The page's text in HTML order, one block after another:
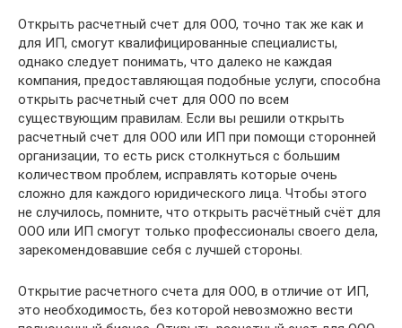
Открыть расчетный счет для ООО, точно так же как и
для ИП, смогут квалифицированные специалисты,
однако следует понимать, что далеко не каждая
компания, предоставляющая подобные услуги, способна
открыть расчетный счет для ООО по всем
существующим правилам. Если вы решили открыть
расчетный счет для ООО или ИП при помощи сторонней
организации, то есть риск столкнуться с большим
количеством проблем, исправлять которые очень
сложно для каждого юридического лица. Чтобы этого
не случилось, помните, что открыть расчётный счёт для
ООО или ИП смогут только профессионалы своего дела,
зарекомендовавшие себя с лучшей стороны.
Открытие расчетного счета для ООО, в отличие от ИП,
это необходимость, без которой невозможно вести